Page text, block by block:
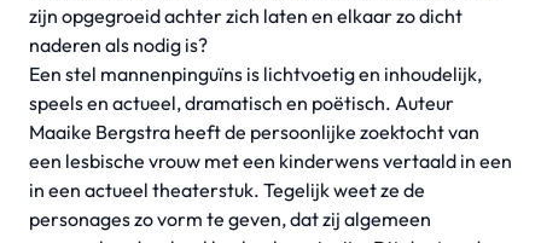
zijn opgegroeid achter zich laten en elkaar zo dicht
naderen als nodig is?
Een stel mannenpinguïns is lichtvoetig en inhoudelijk,
speels en actueel, dramatisch en poëtisch. Auteur
Maaike Bergstra heeft de persoonlijke zoektocht van
een lesbische vrouw met een kinderwens vertaald in een
in een actueel theaterstuk. Tegelijk weet ze de
personages zo vorm te geven, dat zij algemeen